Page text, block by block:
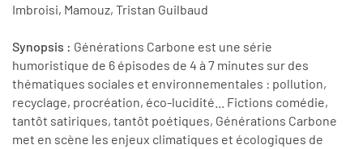
Imbroisi, Mamouz, Tristan Guilbaud
Synopsis : Générations Carbone est une série
humoristique de 6 épisodes de 4 à 7 minutes sur des
thématiques sociales et environnementales : pollution,
recyclage, procréation, éco-lucidité... Fictions comédie,
tantôt satiriques, tantôt poétiques, Générations Carbone
met en scène les enjeux climatiques et écologiques de